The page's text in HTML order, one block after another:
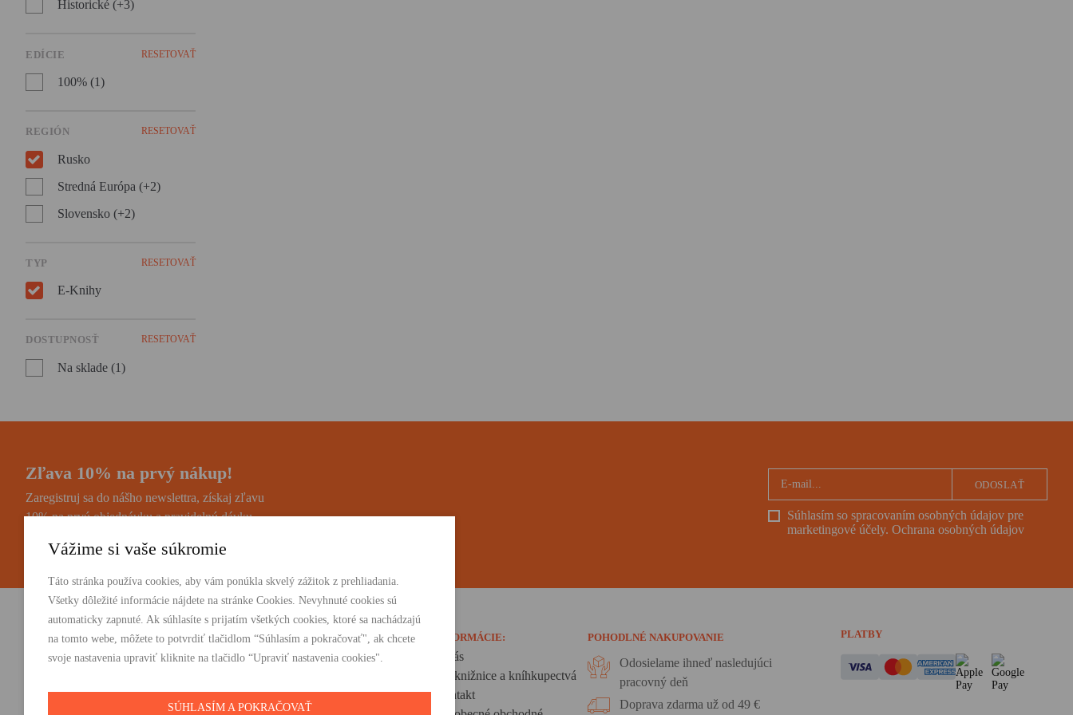
Historické (+3)
EDÍCIE RESETOVAŤ
100% (1)
REGIÓN RESETOVAŤ
Rusko
Stredná Európa (+2)
Slovensko (+2)
TYP RESETOVAŤ
E-Knihy
DOSTUPNOSŤ RESETOVAŤ
Na sklade (1)
Zľava 10% na prvý nákup!
Zaregistruj sa do nášho newslettra, získaj zľavu
10% na prvú objednávku a pravidelnú dávku
Súhlasím so spracovaním osobných údajov pre
marketingové účely. Ochrana osobných údajov
ODOSLAŤ
Vydavateľstvo Absynt s.r.o.
Suvorovova 2683/30C, 010 01 Žilina
PRODUKTY:
Knihy
Darčeky
INFORMÁCIE:
O nás
Pre knižnice a kníhkupectvá
Kontakt
POHODLNÉ NAKUPOVANIE
Odosielame ihneď nasledujúci
pracovný deň
Doprava zdarma už od 49 €
PLATBY
Vážime si vaše súkromie
Táto stránka používa cookies, aby vám ponúkla skvelý zážitok z prehliadania.
Všetky dôležité informácie nájdete na stránke Cookies. Nevyhnuté cookies sú
automaticky zapnuté. Ak súhlasíte s prijatím všetkých cookies, ktoré sa nachádzajú
na tomto webe, môžete to potvrdiť tlačidlom “Súhlasím a pokračovať", ak chcete
svoje nastavenia upraviť kliknite na tlačidlo “Upraviť nastavenia cookies".
SÚHLASÍM A POKRAČOVAŤ